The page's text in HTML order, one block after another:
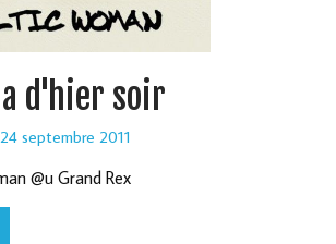
d'hier soir
24 septembre 2011
@u Grand Rex